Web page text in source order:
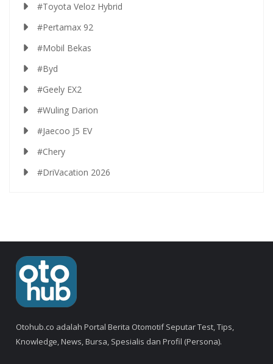
#Toyota Veloz Hybrid
#Pertamax 92
#Mobil Bekas
#Byd
#Geely EX2
#Wuling Darion
#Jaecoo J5 EV
#Chery
#DriVacation 2026
Otohub.co adalah Portal Berita Otomotif Seputar Test, Tips,
Knowledge, News, Bursa, Spesialis dan Profil (Persona).